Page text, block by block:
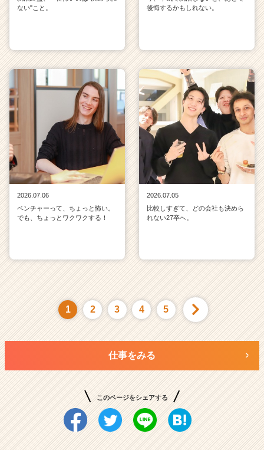
ない"こと。
後悔するかもしれない。
2026.07.06
ベンチャーって、ちょっと怖い。
でも、ちょっとワクワクする！
2026.07.05
比較しすぎて、どの会社も決めら
れない27卒へ。
1 2 3 4 5
仕事をみる
このページをシェアする